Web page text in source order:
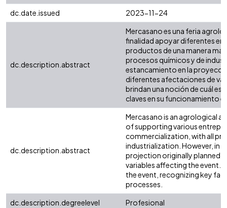
dc.date.issued
2023-11-24
dc.description.abstract
Mercasano es una feria
finalidad apoyar diferentes
productos de una manera
procesos químicos y de
estancamiento en la
diferentes afectaciones de
brindan una noción de cuál
claves en su funcionamiento
dc.description.abstract
Mercasano is an agrological
of supporting various
commercialization, with all
industrialization. However, in
projection originally planned
variables affecting the event.
the event, recognizing key
processes.
dc.description.degreelevel
Profesional